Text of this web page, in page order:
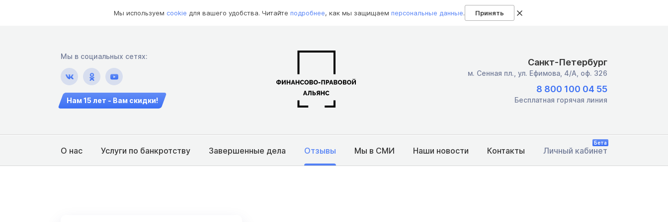
Мы используем cookie для вашего удобства. Читайте подробнее, как мы защищаем персональные данные. Принять
Мы в социальных сетях:
Нам 15 лет - Вам скидки!
Санкт-Петербург
м. Сенная пл., ул. Ефимова, 4/А, оф. 326
8 800 100 04 55
Бесплатная горячая линия
О нас Услуги по банкротству Завершенные дела Отзывы Мы в СМИ Наши новости Контакты Личный кабинет
Бета